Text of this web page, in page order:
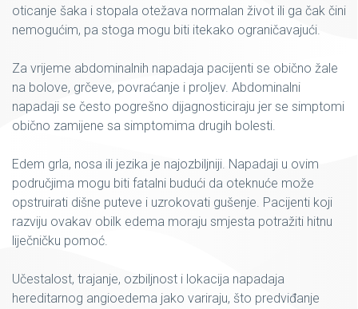
oticanje šaka i stopala otežava normalan život ili ga čak čini
nemogućim, pa stoga mogu biti itekako ograničavajući.
Za vrijeme abdominalnih napadaja pacijenti se obično žale
na bolove, grčeve, povraćanje i proljev. Abdominalni
napadaji se često pogrešno dijagnosticiraju jer se simptomi
obično zamijene sa simptomima drugih bolesti.
Edem grla, nosa ili jezika je najozbiljniji. Napadaji u ovim
područjima mogu biti fatalni budući da oteknuće može
opstruirati dišne puteve i uzrokovati gušenje. Pacijenti koji
razviju ovakav obilk edema moraju smjesta potražiti hitnu
liječničku pomoć.
Učestalost, trajanje, ozbiljnost i lokacija napadaja
hereditarnog angioedema jako variraju, što predviđanje